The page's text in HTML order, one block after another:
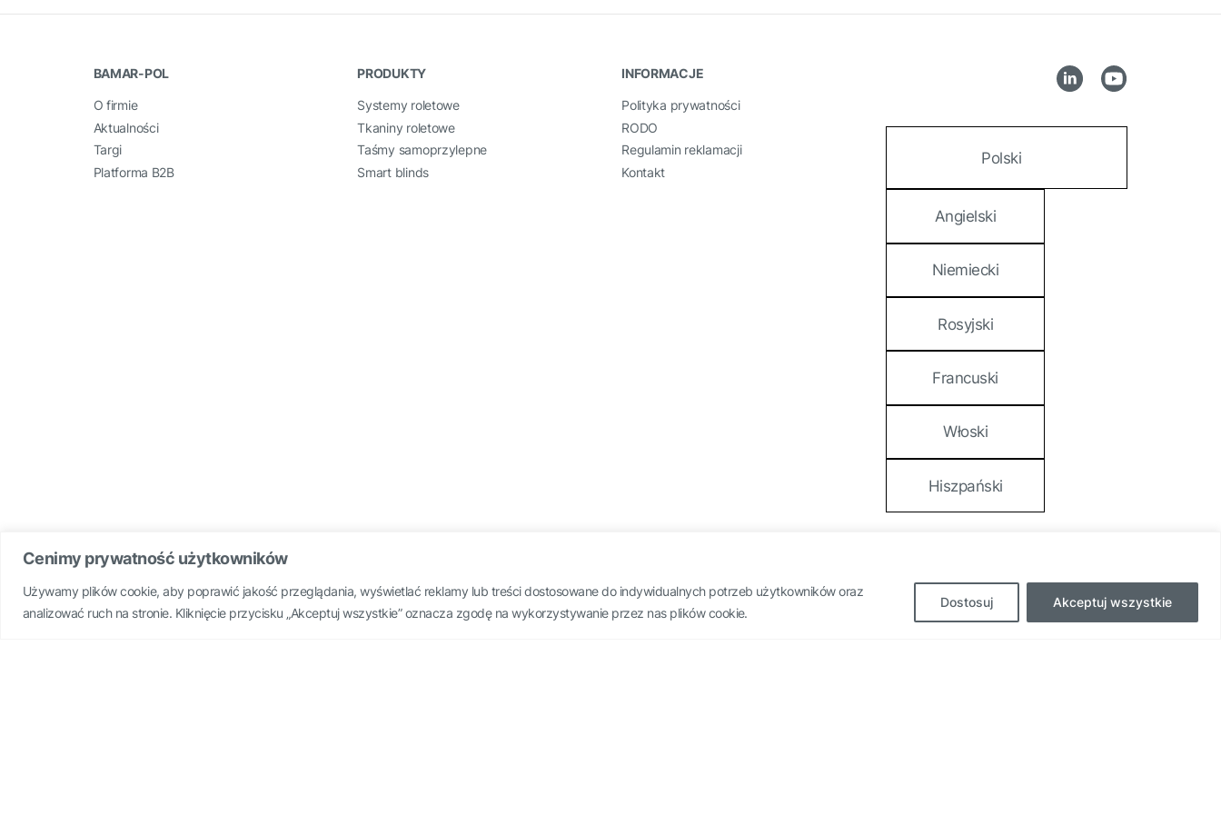
Cenimy prywatność użytkowników
Używamy plików cookie, aby poprawić jakość przeglądania, wyświetlać reklamy lub treści dostosowane do indywidualnych potrzeb użytkowników oraz
analizować ruch na stronie. Kliknięcie przycisku „Akceptuj wszystkie” oznacza zgodę na wykorzystywanie przez nas plików cookie.
Dostosuj Akceptuj wszystkie
BAMAR-POL
O firmie
Aktualności
Targi
Platforma B2B
PRODUKTY
Systemy roletowe
Tkaniny roletowe
Taśmy samoprzylepne
Smart blinds
INFORMACJE
Polityka prywatności
RODO
Regulamin reklamacji
Kontakt
Polski
Angielski
Niemiecki
Rosyjski
Francuski
Włoski
Hiszpański
Wszelkie prawa zastrzeżone Bamar-Pol 2026 ©. Ustawienia cookies Projekt i wdrożenie:Ansite - Agencja Marketingowa